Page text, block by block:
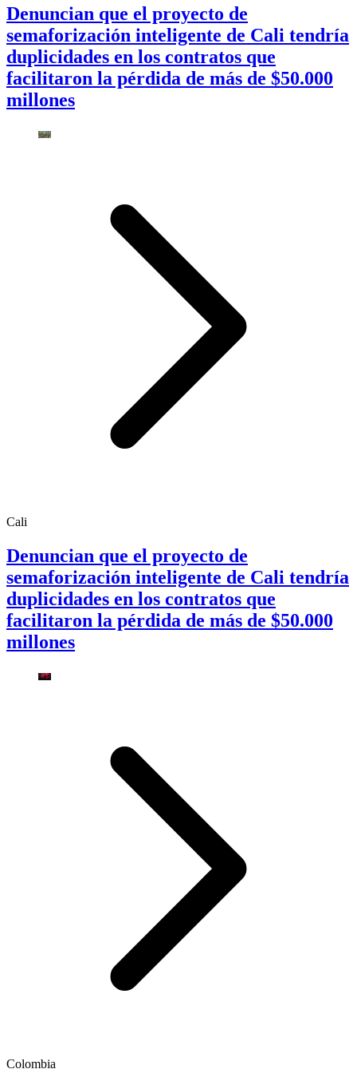
Denuncian que el proyecto de
semaforización inteligente de Cali tendría
duplicidades en los contratos que
facilitaron la pérdida de más de $50.000
millones
Cali
Denuncian que el proyecto de
semaforización inteligente de Cali tendría
duplicidades en los contratos que
facilitaron la pérdida de más de $50.000
millones
Colombia